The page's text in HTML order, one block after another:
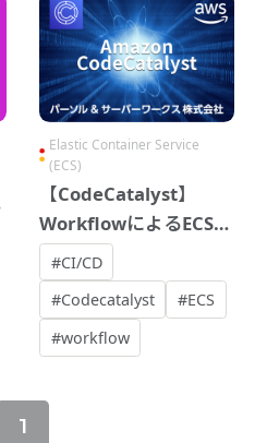
Elastic Container Service
(ECS)
【CodeCatalyst】
WorkflowによるECSコ
ンテナのデプロイ自動
化（CI/CD）やってみ
た
#CI/CD
#Codecatalyst
#ECS
#workflow
1